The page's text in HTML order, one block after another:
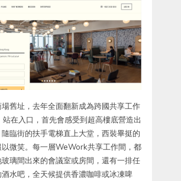
舊址，去年全面翻新成為跨國共享工作
站在入口，首先會感受到超高樓底營造出
臨街的扶手電梯直上大堂，西裝畢挺的
以微笑。每一層WeWork共享工作間，都
璃間出來的會議室或房間，還有一排任
水吧，全天候提供香濃咖啡或冰凍啤